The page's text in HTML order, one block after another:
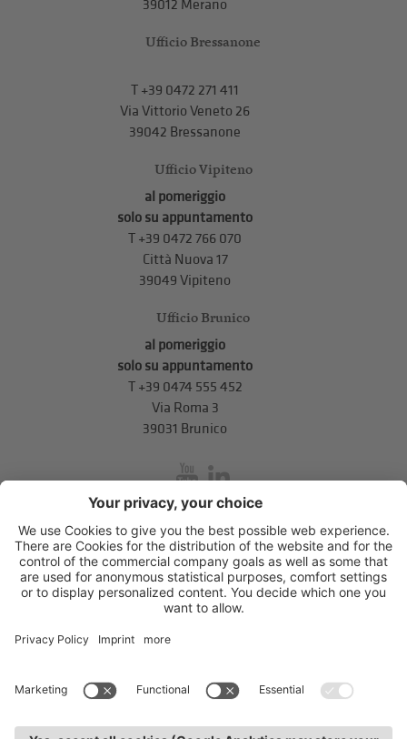
39012 Merano
Ufficio Bressanone
T +39 0472 271 411
Via Vittorio Veneto 26
39042 Bressanone
Ufficio Vipiteno
al pomeriggio
solo su appuntamento
T +39 0472 766 070
Città Nuova 17
39049 Vipiteno
Ufficio Brunico
al pomeriggio
solo su appuntamento
T+39 0474 555 452
Via Roma 3
39031 Brunico
inService
Via di Mezzo ai Piani 5 ,39100 Bolzano.T+39 0471 310 311.
info@unione-bz.it
Impressum
Privacy